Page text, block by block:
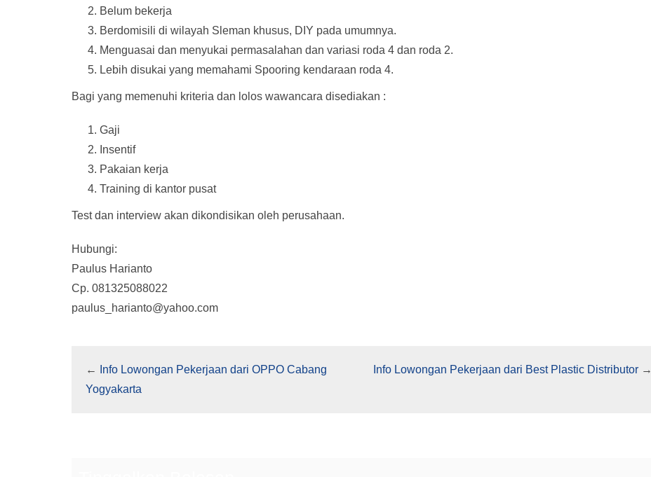
Belum bekerja
Berdomisili di wilayah Sleman khusus, DIY pada umumnya.
Menguasai dan menyukai permasalahan dan variasi roda 4 dan roda 2.
Lebih disukai yang memahami Spooring kendaraan roda 4.
Bagi yang memenuhi kriteria dan lolos wawancara disediakan :
Gaji
Insentif
Pakaian kerja
Training di kantor pusat
Test dan interview akan dikondisikan oleh perusahaan.
Hubungi:
Paulus Harianto
Cp. 081325088022
paulus_harianto@yahoo.com
←
Info Lowongan Pekerjaan dari OPPO Cabang
Yogyakarta
Info Lowongan Pekerjaan dari Best Plastic Distributor→